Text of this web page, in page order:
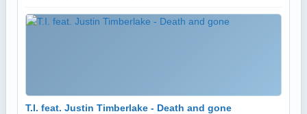
T.I. feat. Justin Timberlake - Death and gone